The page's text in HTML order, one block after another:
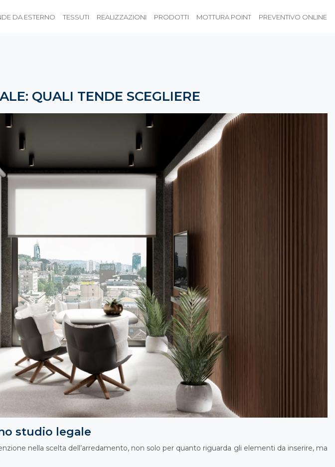
DA ESTERNO TESSUTI REALIZZAZIONI PRODOTTI MOTTURA POINT PREVENTIVO ONLINE
QUALI TENDE SCEGLIERE
studio legale
nella scelta dell’arredamento, non solo per quanto riguarda gli elementi da inserire, ma